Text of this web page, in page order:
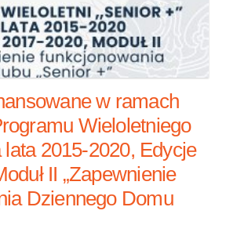
w ramach
Wieloletniego
lata 2015-2020, Edycje
II „Zapewnienie
Dziennego Domu